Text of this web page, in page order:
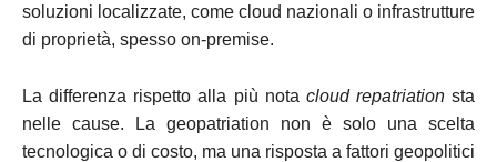
soluzioni localizzate, come cloud nazionali o infrastrutture
di proprietà, spesso on-premise.
La differenza rispetto alla più nota cloud repatriationsta
nelle cause. La geopatriation non è solo una scelta
tecnologica o di costo, ma una risposta a fattori geopolitici